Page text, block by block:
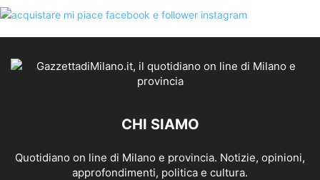
CHI SIAMO
Quotidiano on line di Milano e provincia. Notizie, opinioni,
approfondimenti, politica e cultura.